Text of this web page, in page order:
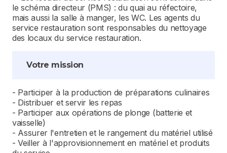
le schéma directeur (PMS) : du quai au réfectoire,
mais aussi la salle à manger, les WC. Les agents du
service restauration sont responsables du nettoyage
des locaux du service restauration.
Votre mission
- Participer à la production de préparations culinaires
- Distribuer et servir les repas
- Participer aux opérations de plonge (batterie et
vaisselle)
- Assurer l'entretien et le rangement du matériel utilisé
- Veiller à l'approvisionnement en matériel et produits